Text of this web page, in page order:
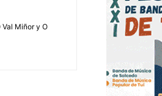
Miñor y O